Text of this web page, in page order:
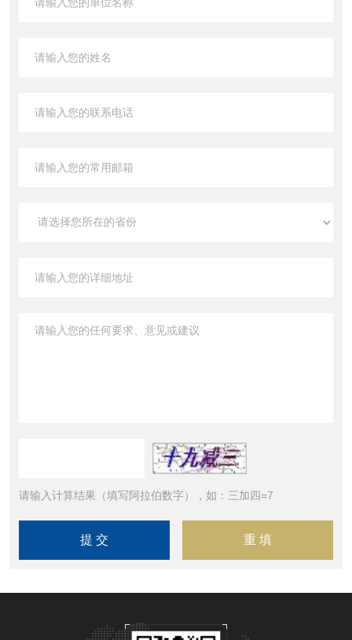
请输入计算结果（填写阿拉伯数字），如：三加四=7